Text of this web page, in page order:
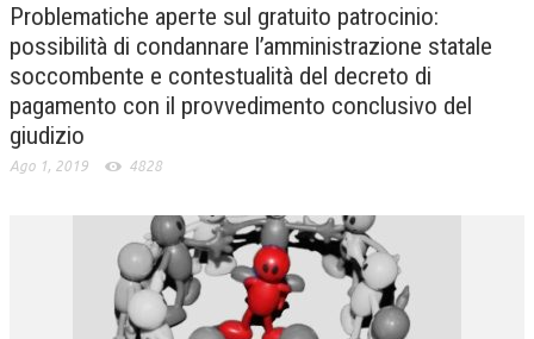
Problematiche aperte sul gratuito patrocinio:
possibilità di condannare l’amministrazione statale
soccombente e contestualità del decreto di
pagamento con il provvedimento conclusivo del
giudizio
Ago 1, 2019 4828